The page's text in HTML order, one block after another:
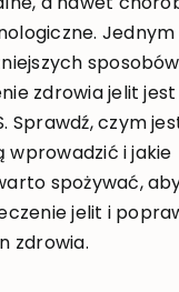
Jednym
zdrowia jelit jest
Sprawdź, czym
wprowadzić i jakie
spożywać,
jelit i
zdrowia.